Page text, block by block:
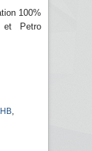
100%
et Petro